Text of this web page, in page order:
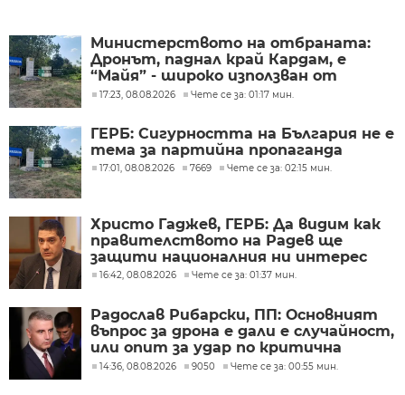
Министерството на отбраната:
Дронът, паднал край Кардам, е
“Майя” - широко използван от
украинската армия
17:23, 08.08.2026 Чете се за: 01:17 мин.
ГЕРБ: Сигурността на България не е
тема за партийна пропаганда
17:01, 08.08.2026 7669 Чете се за: 02:15 мин.
Христо Гаджев, ГЕРБ: Да видим как
правителството на Радев ще
защити националния ни интерес
16:42, 08.08.2026 Чете се за: 01:37 мин.
Радослав Рибарски, ПП: Основният
въпрос за дрона е дали е случайност,
или опит за удар по критична
инфраструктура
14:36, 08.08.2026 9050 Чете се за: 00:55 мин.